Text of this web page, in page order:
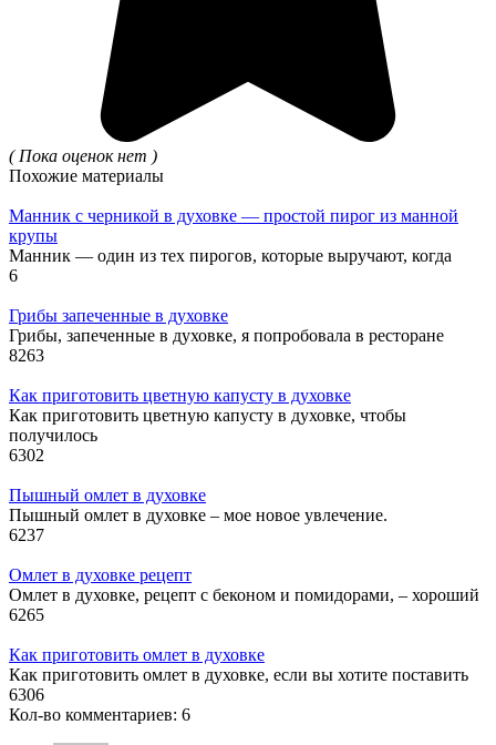
( Пока оценок нет )
Похожие материалы
Манник с черникой в духовке — простой пирог из манной
крупы
Манник — один из тех пирогов, которые выручают, когда
6
Грибы запеченные в духовке
Грибы, запеченные в духовке, я попробовала в ресторане
8263
Как приготовить цветную капусту в духовке
Как приготовить цветную капусту в духовке, чтобы
получилось
6302
Пышный омлет в духовке
Пышный омлет в духовке – мое новое увлечение.
6237
Омлет в духовке рецепт
Омлет в духовке, рецепт с беконом и помидорами, – хороший
6265
Как приготовить омлет в духовке
Как приготовить омлет в духовке, если вы хотите поставить
6306
Кол-во комментариев: 6